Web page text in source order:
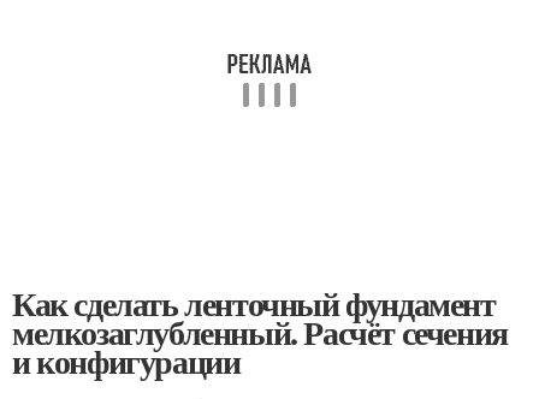
Как сделать ленточный фундамент
мелкозаглубленный. Расчёт сечения
и конфигурации